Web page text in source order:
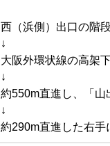
西（浜側）出口の階
↓
大阪外環状線の高架
↓
約550m直進し、「山
↓